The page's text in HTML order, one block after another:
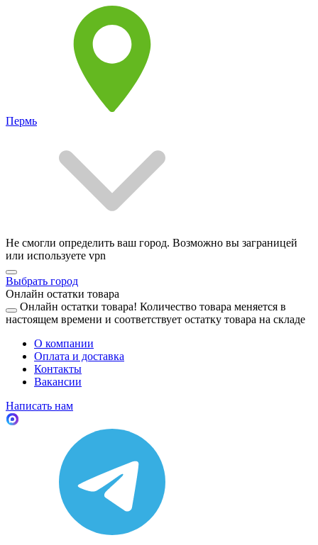
Пермь
Не смогли определить ваш город. Возможно вы заграницей
или используете vpn
Выбрать город
Онлайн остатки товара
Онлайн остатки товара! Количество товара меняется в
настоящем времени и соответствует остатку товара на складе
О компании
Оплата и доставка
Контакты
Вакансии
Написать нам